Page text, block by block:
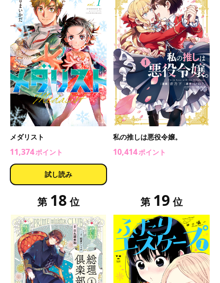
メダリスト
11,374ポイント
試し読み
私の推しは悪役令嬢。
10,414ポイント
第 18 位 第 19 位